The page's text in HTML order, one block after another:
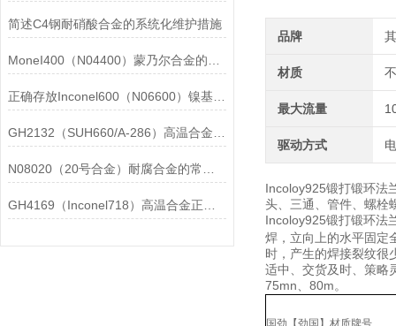
简述C4钢耐硝酸合金的系统化维护措施
正确存放Inconel600（N06600）镍基合金的重要性介绍
品牌
材质
最大流量
驱动方式
Incoloy925锻打锻环法
头、三通、管件、螺栓
Incoloy925锻打锻环
焊，立向上的水平固定
时，产生的焊接裂纹
适中、交货及时、策略
75mn、80m。
国劲【劲国】材质牌号